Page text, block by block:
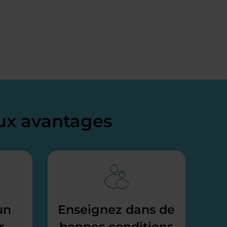
avantages
Enseignez dans de